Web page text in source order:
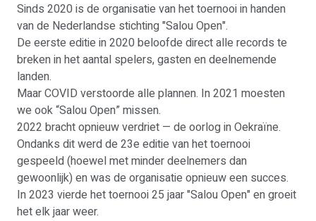
Sinds 2020 is de organisatie van het toernooi in handen
van de Nederlandse stichting "Salou Open".
De eerste editie in 2020 beloofde direct alle records te
breken in het aantal spelers, gasten en deelnemende
landen.
Maar COVID verstoorde alle plannen. In 2021 moesten
we ook “Salou Open” missen.
2022 bracht opnieuw verdriet — de oorlog in Oekraïne.
Ondanks dit werd de 23e editie van het toernooi
gespeeld (hoewel met minder deelnemers dan
gewoonlijk) en was de organisatie opnieuw een succes.
In 2023 vierde het toernooi 25 jaar "Salou Open" en groeit
het elk jaar weer.